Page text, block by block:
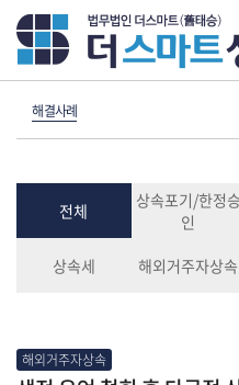
해결사례
전체
상속포기/한정승
인
상속세 해외거주자상속
해외거주자상속